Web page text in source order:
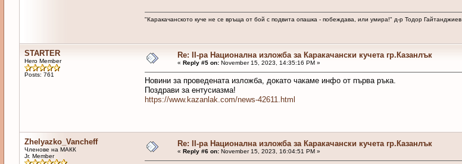
"Каракачанското куче не се връща от бой с подвита опашка - побеждава, или умира!" д-р Тодор Гайтанджиев
STARTER
Hero Member
Posts: 761
Re: II-ра Национална изложба за Каракачански кучета гр.Казанлък
« Reply #5 on:November 15, 2023, 14:35:16 PM »
Новини за проведената изложба, докато чакаме инфо от първа ръка.
Поздрави за ентусиазма!
https://www.kazanlak.com/news-42611.html
Zhelyazko_Vancheff
Членове на МАКК
Jr. Member
Re: II-ра Национална изложба за Каракачански кучета гр.Казанлък
« Reply #6 on:November 15, 2023, 16:04:51 PM »